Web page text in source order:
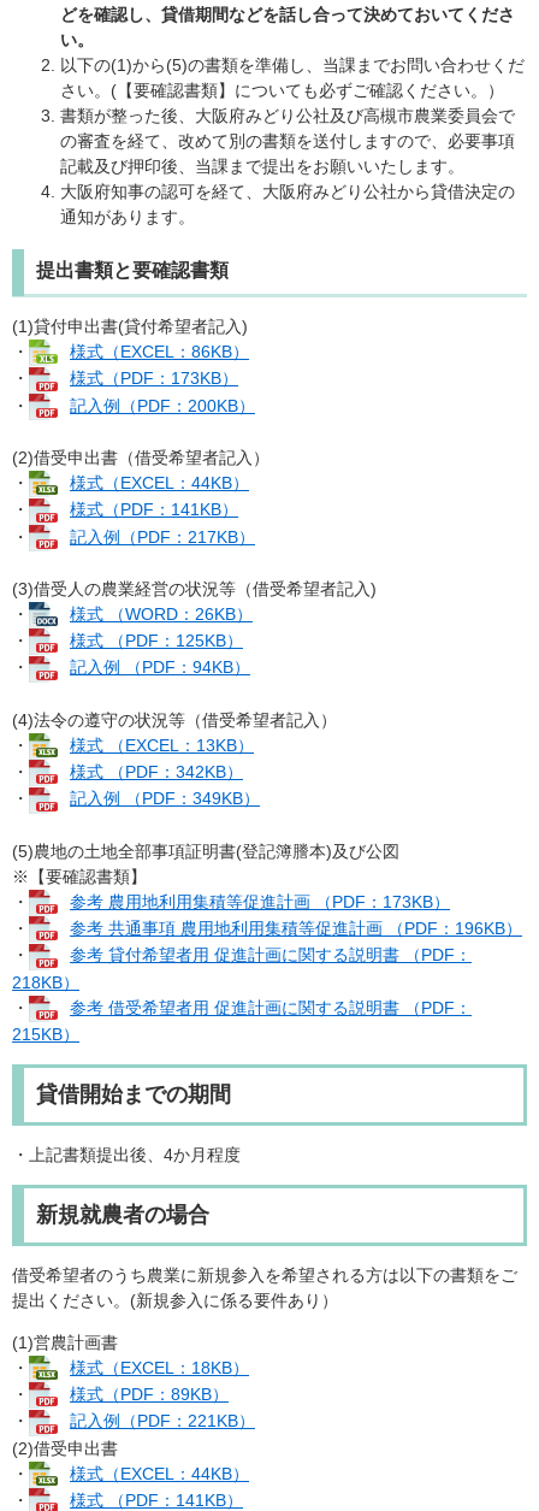
どを確認し、貸借期間などを話し合って決めておいてくださ
い。
以下の(1)から(5)の書類を準備し、当課までお問い合わせくだ
さい。(【要確認書類】についても必ずご確認ください。）
書類が整った後、大阪府みどり公社及び高槻市農業委員会で
の審査を経て、改めて別の書類を送付しますので、必要事項
記載及び押印後、当課まで提出をお願いいたします。
大阪府知事の認可を経て、大阪府みどり公社から貸借決定の
通知があります。
提出書類と要確認書類
(1)貸付申出書(貸付希望者記入)
・
様式（EXCEL：86KB）
・
様式（PDF：173KB）
・
記入例（PDF：200KB）
(2)借受申出書（借受希望者記入）
・
様式（EXCEL：44KB）
・
様式（PDF：141KB）
・
記入例（PDF：217KB）
(3)借受人の農業経営の状況等（借受希望者記入)
・
様式 （WORD：26KB）
・
様式 （PDF：125KB）
・
記入例 （PDF：94KB）
(4)法令の遵守の状況等（借受希望者記入）
・
様式 （EXCEL：13KB）
・
様式 （PDF：342KB）
・
記入例 （PDF：349KB）
(5)農地の土地全部事項証明書(登記簿謄本)及び公図
※【要確認書類】
・
参考 農用地利用集積等促進計画 （PDF：173KB）
・
参考 共通事項 農用地利用集積等促進計画 （PDF：196KB）
・
参考 貸付希望者用 促進計画に関する説明書 （PDF：
218KB）
・
参考 借受希望者用 促進計画に関する説明書 （PDF：
215KB）
貸借開始までの期間
・上記書類提出後、4か月程度
新規就農者の場合
借受希望者のうち農業に新規参入を希望される方は以下の書類をご
提出ください。(新規参入に係る要件あり）
(1)営農計画書
・
様式（EXCEL：18KB）
・
様式（PDF：89KB）
・
記入例（PDF：221KB）
(2)借受申出書
・
様式（EXCEL：44KB）
・
様式 （PDF：141KB）